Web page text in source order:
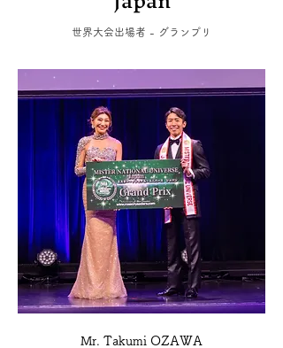
世界大会出場者 - グランプリ
Mr. Takumi OZAWA